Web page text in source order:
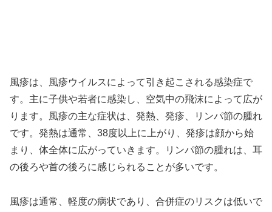
風疹は、風疹ウイルスによって引き起こされる感染症で
す。主に子供や若者に感染し、空気中の飛沫によって広が
ります。風疹の主な症状は、発熱、発疹、リンパ節の腫れ
です。発熱は通常、38度以上に上がり、発疹は顔から始
まり、体全体に広がっていきます。リンパ節の腫れは、耳
の後ろや首の後ろに感じられることが多いです。
風疹は通常、軽度の病状であり、合併症のリスクは低いで